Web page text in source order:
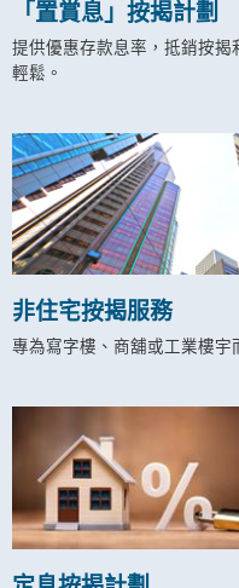
「置賞息」按揭計劃
提供優惠存款息率，抵銷按揭
輕鬆。
非住宅按揭服務
專為寫字樓、商舖或工業樓宇